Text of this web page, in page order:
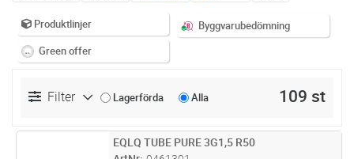
Produktlinjer
Byggvarubedömning
Green offer
Filter Lagerförda Alla 109 st
M Lägg i kundvagn
EQLQ TUBE PURE 3G1,5 R50